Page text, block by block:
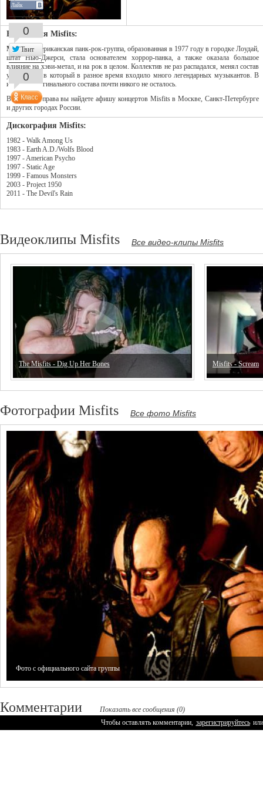
Биография Misfits:
Misfits- американская панк-рок-группа, образованная в 1977 году в городке Лоудай,
штат Нью-Джерси, стала основателем хоррор-панка, а также оказала большое
влияние на хэви-метал, и на рок в целом. Коллектив не раз распадался, менял состав
участников, в который в разное время входило много легендарных музыкантов. В
итоге из оригинального состава почти никого не осталось.
В колонке справа вы найдете афишу концертов Misfits в Москве, Санкт-Петербурге
и других городах России.
Дискография Misfits:
1982 - Walk Among Us
1983 - Earth A.D./Wolfs Blood
1997 - American Psycho
1997 - Static Age
1999 - Famous Monsters
2003 - Project 1950
2011 - The Devil's Rain
Видеоклипы Misfits Все видео-клипы Misfits
The Misfits - Dig Up Her Bones Misfits - Scream
Фотографии Misfits Все фото Misfits
Фото с официального сайта группы
Комментарии
Показать все сообщения (0)
Чтобы оставлять комментарии, зарегистрируйтесь или
Лайк
0
Твит
0